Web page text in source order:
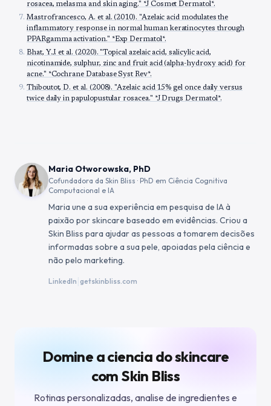
rosacea, melasma and skin aging." *J Cosmet Dermatol*.
Mastrofrancesco, A. et al. (2010). "Azelaic acid modulates the
inflammatory response in normal human keratinocytes through
PPARgamma activation." *Exp Dermatol*.
Bhat, Y.J. et al. (2020). "Topical azelaic acid, salicylic acid,
nicotinamide, sulphur, zinc and fruit acid (alpha-hydroxy acid) for
acne." *Cochrane Database Syst Rev*.
Thiboutot, D. et al. (2008). "Azelaic acid 15% gel once daily versus
twice daily in papulopustular rosacea." *J Drugs Dermatol*.
Maria Otworowska, PhD
Cofundadora da Skin Bliss · PhD em Ciência Cognitiva
Computacional e IA
Maria une a sua experiência em pesquisa de IA à
paixão por skincare baseado em evidências. Criou a
Skin Bliss para ajudar as pessoas a tomarem decisões
informadas sobre a sua pele, apoiadas pela ciência e
não pelo marketing.
LinkedIn getskinbliss.com
Domine a ciencia do skincare
com Skin Bliss
Rotinas personalizadas, analise de ingredientes e